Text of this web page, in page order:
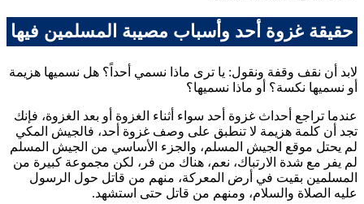
حقيقة غزوة أحد وأسباب مصيبة المسلمين فيها
لابد أن نقف وقفة ونقول: يا ترى ماذا نسمي أحداً؟ هل نسميها هزيمة
أو نسميها نكسة؟ أو ماذا نسميها؟
عندما تراجع أحداث غزوة أحد سواء أثناء الغزوة أو بعد الغزوة، فإنك
تجد أن كلمة هزيمة لا تنطبق على وصف غزوة أحد، فالجيش المكي
لم يحتل موقع الجيش المسلم، والجزء الأساسي من الجيش المسلم
لم يفر مع شدة الارتباك، نعم، هناك من فر، لكن مجموعة كبيرة من
المسلمين بقيت في أرض المعركة، منهم من قاتل حول الرسول
عليه الصلاة والسلام، ومنهم من قاتل حتى استشهد.